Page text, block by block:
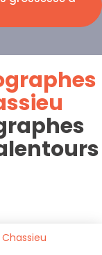
Chassieu